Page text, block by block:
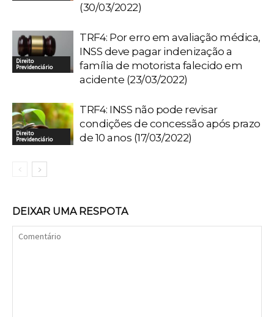
(30/03/2022)
Direito
Previdenciário
TRF4: Por erro em avaliação médica,
INSS deve pagar indenização a
família de motorista falecido em
acidente (23/03/2022)
Direito
Previdenciário
TRF4: INSS não pode revisar
condições de concessão após prazo
de 10 anos (17/03/2022)
DEIXAR UMA RESPOTA